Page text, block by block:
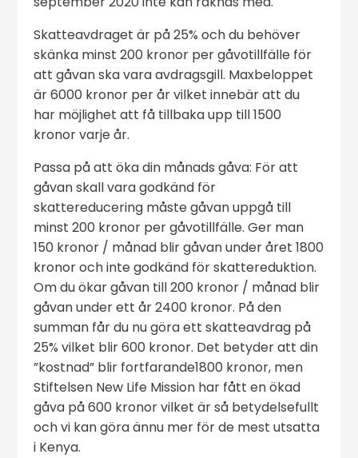
Skatteavdraget är på 25% och du behöver
skänka minst 200 kronor per gåvotillfälle för
att gåvan ska vara avdragsgill. Maxbeloppet
är 6000 kronor per år vilket innebär att du
har möjlighet att få tillbaka upp till 1500
kronor varje år.
Passa på att öka din månads gåva: För att
gåvan skall vara godkänd för
skattereducering måste gåvan uppgå till
minst 200 kronor per gåvotillfälle. Ger man
150 kronor / månad blir gåvan under året 1800
kronor och inte godkänd för skattereduktion.
Om du ökar gåvan till 200 kronor / månad blir
gåvan under ett år 2400 kronor. På den
summan får du nu göra ett skatteavdrag på
25% vilket blir 600 kronor. Det betyder att din
”kostnad” blir fortfarande1800 kronor, men
Stiftelsen New Life Mission har fått en ökad
gåva på 600 kronor vilket är så betydelsefullt
och vi kan göra ännu mer för de mest utsatta
i Kenya.